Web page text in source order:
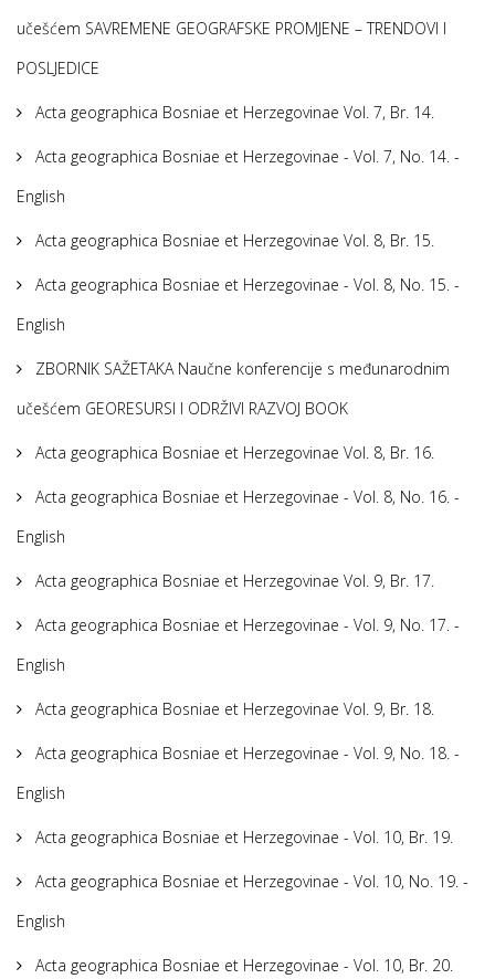
učešćem SAVREMENE GEOGRAFSKE PROMJENE – TRENDOVI I
POSLJEDICE
Acta geographica Bosniae et Herzegovinae Vol. 7, Br. 14.
Acta geographica Bosniae et Herzegovinae - Vol. 7, No. 14. -
English
Acta geographica Bosniae et Herzegovinae Vol. 8, Br. 15.
Acta geographica Bosniae et Herzegovinae - Vol. 8, No. 15. -
English
ZBORNIK SAŽETAKA Naučne konferencije s međunarodnim
učešćem GEORESURSI I ODRŽIVI RAZVOJ BOOK
Acta geographica Bosniae et Herzegovinae Vol. 8, Br. 16.
Acta geographica Bosniae et Herzegovinae - Vol. 8, No. 16. -
English
Acta geographica Bosniae et Herzegovinae Vol. 9, Br. 17.
Acta geographica Bosniae et Herzegovinae - Vol. 9, No. 17. -
English
Acta geographica Bosniae et Herzegovinae Vol. 9, Br. 18.
Acta geographica Bosniae et Herzegovinae - Vol. 9, No. 18. -
English
Acta geographica Bosniae et Herzegovinae - Vol. 10, Br. 19.
Acta geographica Bosniae et Herzegovinae - Vol. 10, No. 19. -
English
Acta geographica Bosniae et Herzegovinae - Vol. 10, Br. 20.